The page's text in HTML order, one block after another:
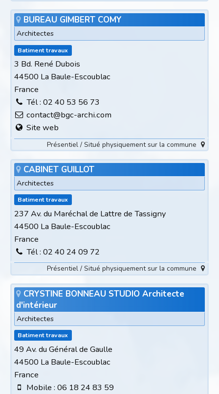
BUREAU GIMBERT COMY
Architectes
Batiment travaux
3 Bd. René Dubois
44500 La Baule-Escoublac
France
Tél : 02 40 53 56 73
contact@bgc-archi.com
Site web
Présentiel / Situé physiquement sur la commune
CABINET GUILLOT
Architectes
Batiment travaux
237 Av. du Maréchal de Lattre de Tassigny
44500 La Baule-Escoublac
France
Tél : 02 40 24 09 72
Présentiel / Situé physiquement sur la commune
CRYSTINE BONNEAU STUDIO Architecte
d'intérieur
Architectes
Batiment travaux
49 Av. du Général de Gaulle
44500 La Baule-Escoublac
France
Mobile : 06 18 24 83 59